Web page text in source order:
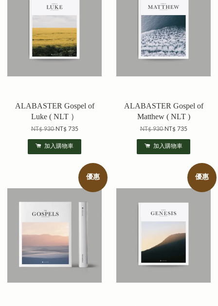
ALABASTER Gospel of
Luke ( NLT ）
NT$ 930NT$ 735
加入購物車
ALABASTER Gospel of
Matthew ( NLT )
NT$ 930NT$ 735
加入購物車
優惠 優惠